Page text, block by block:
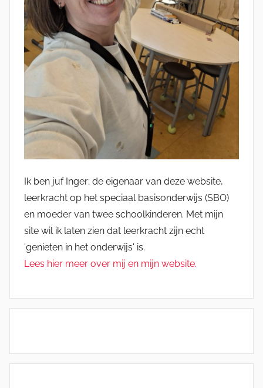
Ik ben juf Inger; de eigenaar van deze website,
leerkracht op het speciaal basisonderwijs (SBO)
en moeder van twee schoolkinderen. Met mijn
site wil ik laten zien dat leerkracht zijn echt
'genieten in het onderwijs' is.
Lees hier meer over mij en mijn website.